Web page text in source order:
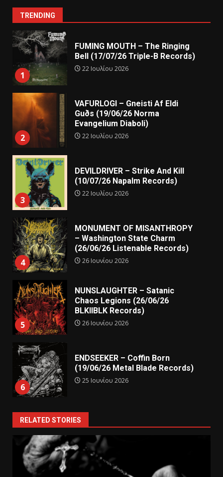
TRENDING
1
FUMING MOUTH – The Ringing
Bell (17/07/26 Triple-B Records)
22 Ιουλίου 2026
2
VAFURLOGI – Gneisti Af Eldi
Guðs (19/06/26 Norma
Evangelium Diaboli)
22 Ιουλίου 2026
3
DEVILDRIVER – Strike And Kill
(10/07/26 Napalm Records)
22 Ιουλίου 2026
4
MONUMENT OF MISANTHROPY
– Washington State Charm
(26/06/26 Listenable Records)
26 Ιουνίου 2026
5
NUNSLAUGHTER – Satanic
Chaos Legions (26/06/26
BLKIIBLK Records)
26 Ιουνίου 2026
6
ENDSEEKER – Coffin Born
(19/06/26 Metal Blade Records)
25 Ιουνίου 2026
RELATED STORIES